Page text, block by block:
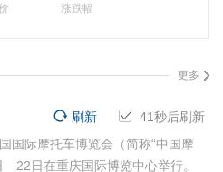
涨跌幅
更多
41秒后刷新
刷新
国际摩托车博览会（简称“中国摩
日在重庆国际博览中心举行。